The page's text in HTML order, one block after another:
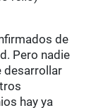
de
Pero nadie
desarrollar
hay ya